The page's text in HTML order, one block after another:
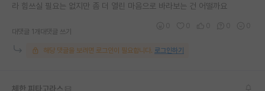
라 힘쓰실 필요는 없지만 좀 더 열린 마음으로 바라보는 건 어떨까요
대댓글 1개 대댓글 쓰기
해당 댓글을 보려면 로그인이 필요합니다. 로그인하기
체한 피타고라스